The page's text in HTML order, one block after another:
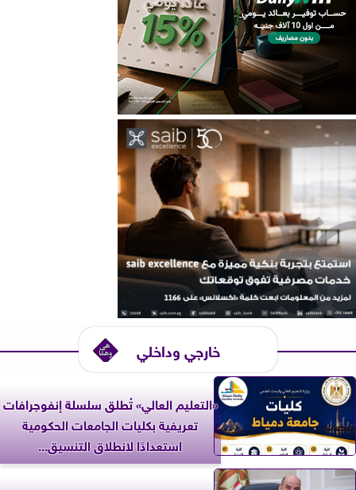
خارجي وداخلي
«التعليم العالي» تُطلق سلسلة إنفوجرافات
تعريفية بكليات الجامعات الحكومية
استعدادًا لانطلاق التنسيق...